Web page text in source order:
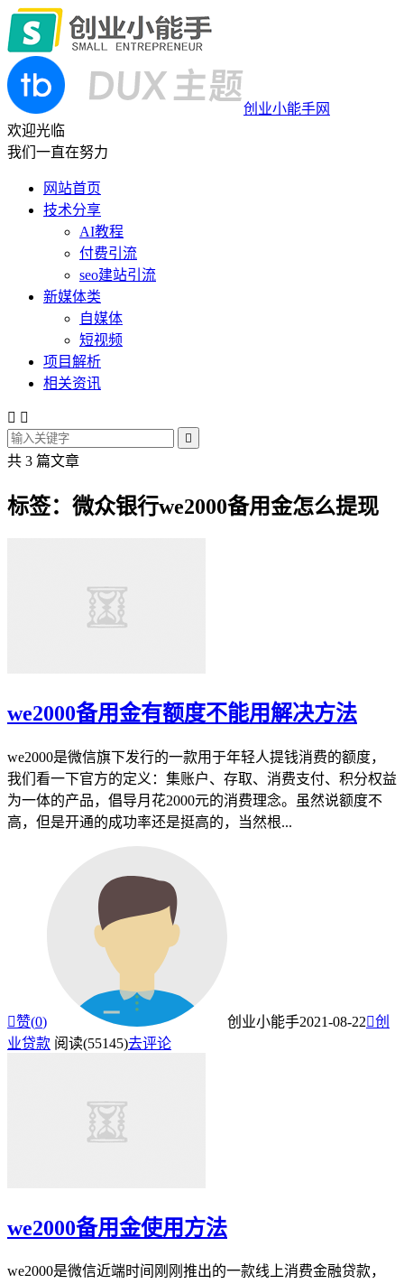
创业小能手网
欢迎光临
我们一直在努力
网站首页
技术分享
AI教程
付费引流
seo建站引流
新媒体类
自媒体
短视频
项目解析
相关资讯
 

共 3 篇文章
标签：微众银行we2000备用金怎么提现
we2000备用金有额度不能用解决方法
we2000是微信旗下发行的一款用于年轻人提钱消费的额度，
我们看一下官方的定义：集账户、存取、消费支付、积分权益
为一体的产品，倡导月花2000元的消费理念。虽然说额度不
高，但是开通的成功率还是挺高的，当然根...
赞(0) 创业小能手2021-08-22创
业贷款 阅读(55145)去评论
we2000备用金使用方法
we2000是微信近端时间刚刚推出的一款线上消费金融贷款，